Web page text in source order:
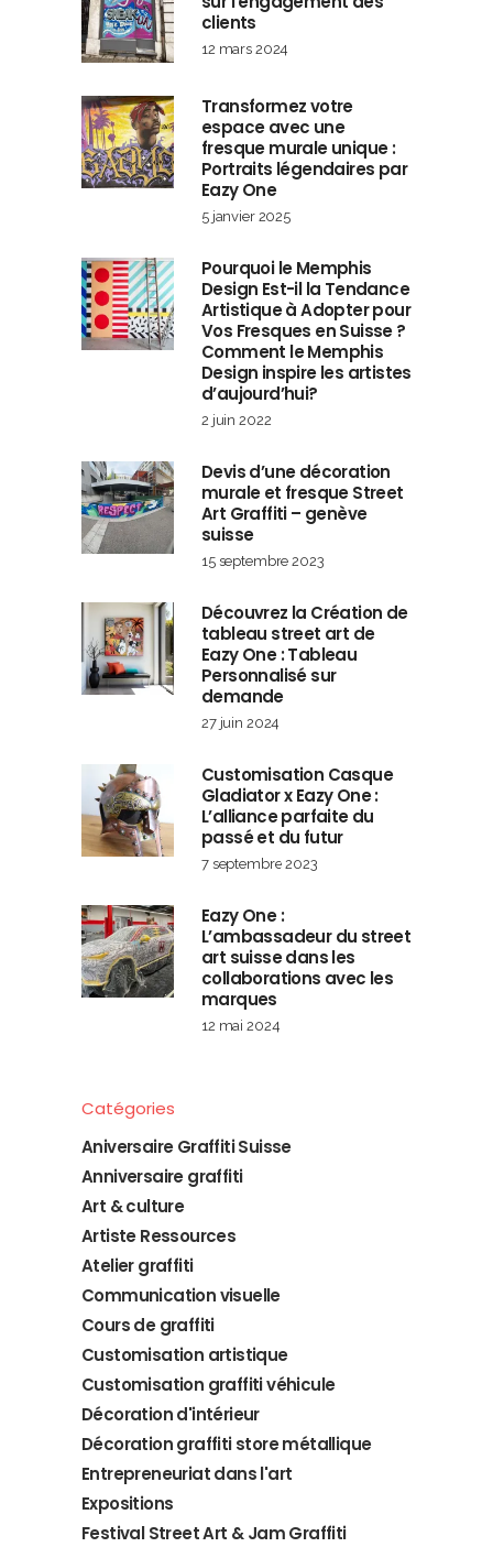
clients
12 mars 2024
Transformez votre
espace avec une
fresque murale unique :
Portraits légendaires par
Eazy One
5 janvier 2025
Pourquoi le Memphis
Design Est-il la Tendance
Artistique à Adopter pour
Vos Fresques en Suisse ?
Comment le Memphis
Design inspire les artistes
d’aujourd’hui?
2 juin 2022
Devis d’une décoration
murale et fresque Street
Art Graffiti – genève
suisse
15 septembre 2023
Découvrez la Création de
tableau street art de
Eazy One : Tableau
Personnalisé sur
demande
27 juin 2024
Customisation Casque
Gladiator x Eazy One :
L’alliance parfaite du
passé et du futur
7 septembre 2023
Eazy One :
L’ambassadeur du street
art suisse dans les
collaborations avec les
marques
12 mai 2024
Catégories
Aniversaire Graffiti Suisse
Anniversaire graffiti
Art & culture
Artiste Ressources
Atelier graffiti
Communication visuelle
Cours de graffiti
Customisation artistique
Customisation graffiti véhicule
Décoration d'intérieur
Décoration graffiti store métallique
Entrepreneuriat dans l'art
Expositions
Festival Street Art & Jam Graffiti